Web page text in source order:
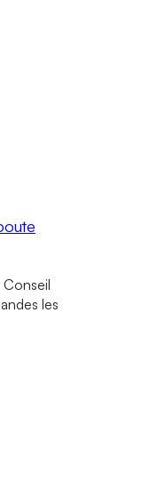
Conseil
les